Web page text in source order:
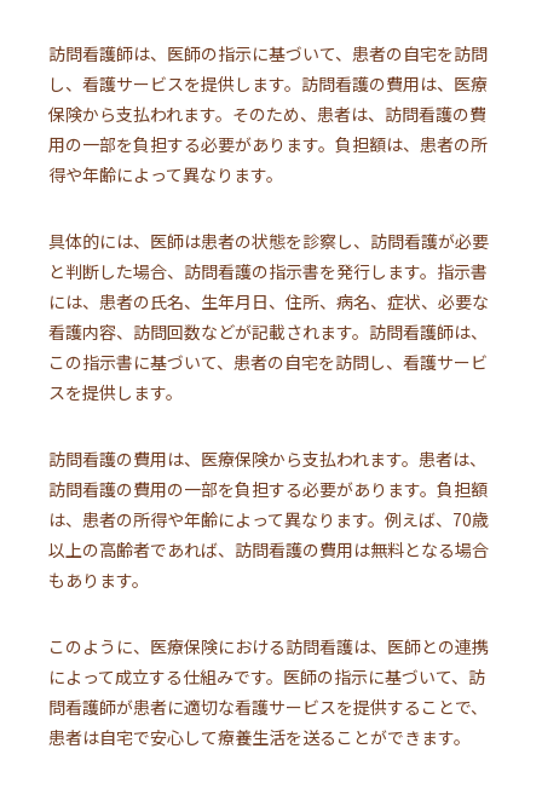
訪問看護師は、医師の指示に基づいて、患者の自宅を訪問
し、看護サービスを提供します。訪問看護の費用は、医療
保険から支払われます。そのため、患者は、訪問看護の費
用の一部を負担する必要があります。負担額は、患者の所
得や年齢によって異なります。
具体的には、医師は患者の状態を診察し、訪問看護が必要
と判断した場合、訪問看護の指示書を発行します。指示書
には、患者の氏名、生年月日、住所、病名、症状、必要な
看護内容、訪問回数などが記載されます。訪問看護師は、
この指示書に基づいて、患者の自宅を訪問し、看護サービ
スを提供します。
訪問看護の費用は、医療保険から支払われます。患者は、
訪問看護の費用の一部を負担する必要があります。負担額
は、患者の所得や年齢によって異なります。例えば、70歳
以上の高齢者であれば、訪問看護の費用は無料となる場合
もあります。
このように、医療保険における訪問看護は、医師との連携
によって成立する仕組みです。医師の指示に基づいて、訪
問看護師が患者に適切な看護サービスを提供することで、
患者は自宅で安心して療養生活を送ることができます。